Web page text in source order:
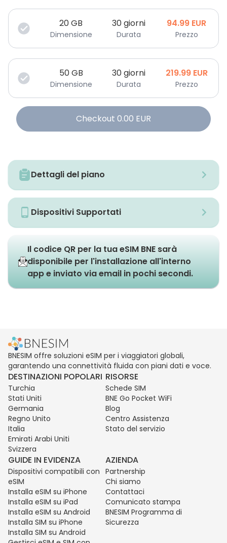
20GB
Dimensione
30 giorni
Durata
94.99 EUR
Prezzo
50GB
Dimensione
30 giorni
Durata
219.99 EUR
Prezzo
Checkout 0.00 EUR
Dettagli del piano
Dispositivi Supportati
Il codice QR per la tua eSIM BNE sarà
disponibile per l'installazione all'interno
app e inviato via email in pochi secondi.
BNESIM offre soluzioni eSIM per i viaggiatori globali,
garantendo una connettività fluida con piani dati e voce.
DESTINAZIONI POPOLARI
Turchia
Stati Uniti
Germania
Regno Unito
Italia
Emirati Arabi Uniti
Svizzera
RISORSE
Schede SIM
BNE Go Pocket WiFi
Blog
Centro Assistenza
Stato del servizio
GUIDE IN EVIDENZA
Dispositivi compatibili con
eSIM
Installa eSIM su iPhone
Installa eSIM su iPad
Installa eSIM su Android
Installa SIM su iPhone
Installa SIM su Android
AZIENDA
Partnership
Chi siamo
Contattaci
Comunicato stampa
BNESIM Programma di
Sicurezza